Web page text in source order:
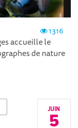
1316
accueille le
de nature
JUIN
5